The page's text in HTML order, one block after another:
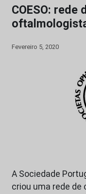
COESO:
Fevereiro 5, 2020
A Sociedade
criou uma rede de